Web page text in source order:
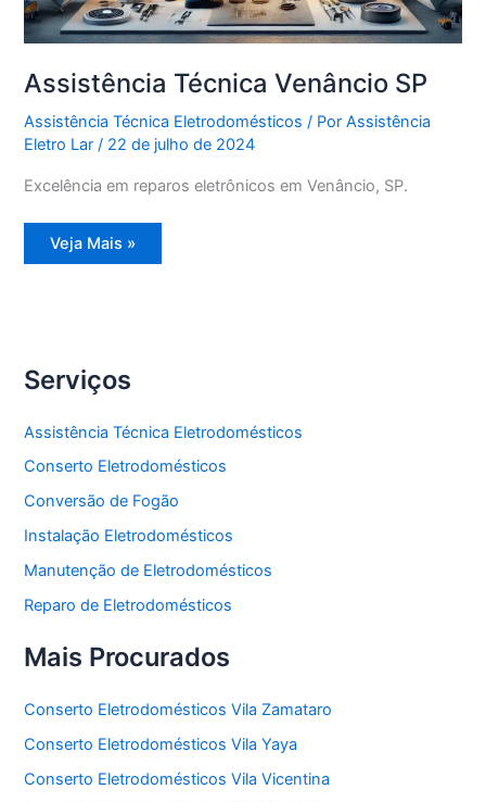
Assistência Técnica Venâncio SP
Assistência Técnica Eletrodomésticos / PorAssistência
Eletro Lar/ 22 de julho de 2024
Excelência em reparos eletrônicos em Venâncio, SP.
Assistência
Técnica
Veja Mais »
Serviços
Assistência Técnica Eletrodomésticos
Conserto Eletrodomésticos
Conversão de Fogão
Instalação Eletrodomésticos
Manutenção de Eletrodomésticos
Reparo de Eletrodomésticos
Mais Procurados
Conserto Eletrodomésticos Vila Zamataro
Conserto Eletrodomésticos Vila Yaya
Conserto Eletrodomésticos Vila Vicentina